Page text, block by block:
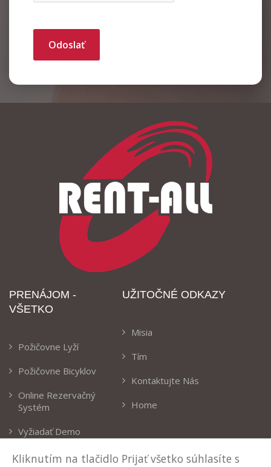
Odoslať
PRENÁJOM -
VŠETKO
Požičovne Lyží
Požičovne Bicyklov
Online Rezervačný
Systém
Vyžiadať Demo
UŽITOČNÉ ODKAZY
Misia
Tím
Kontaktujte Nás
Home
Kliknutím na tlačidlo Prijať všetko súhlasíte s